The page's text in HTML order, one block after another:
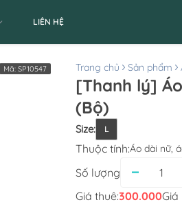
LIÊN HỆ
Mã: SP10547 Trang chủ Sản phẩm
[Thanh lý]
(Bộ)
Size: L
Thuộc tính:Áo dài nữ,
Số lượng
Giá thuê:300.000Giá